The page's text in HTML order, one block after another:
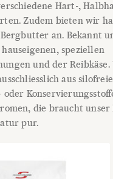
Hart-,
Zudem bieten wir
an. Bekannt
speziellen
und der
aus
oder
die braucht unser
pur.